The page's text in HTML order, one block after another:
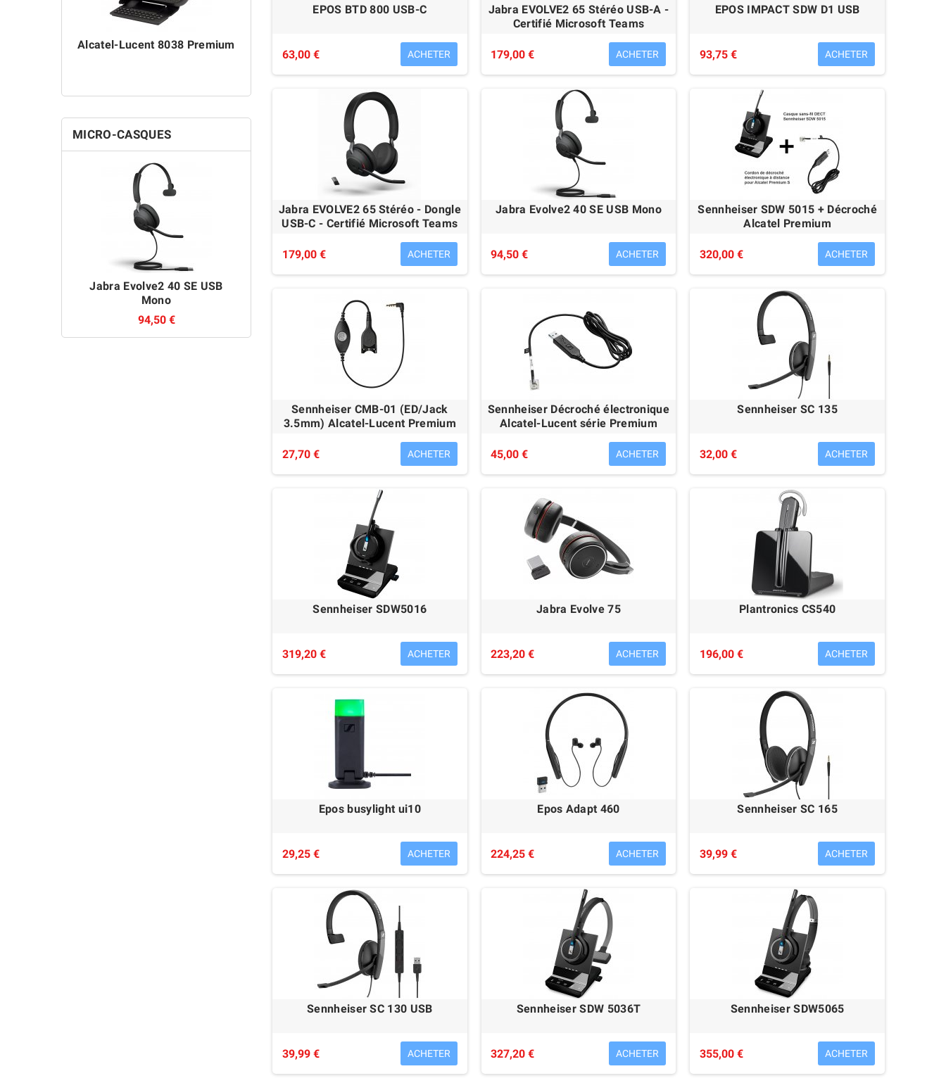
Alcatel-Lucent 8038 Premium
Alcatel-Lucent 4028 IP Touch
ÉCO-RECYCLÉ
95,00 €
Avaya 9611G ÉCO-RECYCLÉ
79,00 €
Alcatel-Lucent 8028S
Reconditionné
209,00 €
MICRO-CASQUES
Jabra Evolve2 40 SE USB
Mono
94,50 €
39,99 €
EPOS BTD 800 USB-C
63,00 € ACHETER
Jabra EVOLVE2 65 Stéréo USB-A -
Certifié Microsoft Teams
179,00 € ACHETER
EPOS IMPACT SDW D1 USB
93,75 € ACHETER
Jabra EVOLVE2 65 Stéréo - Dongle
USB-C - Certifié Microsoft Teams
179,00 € ACHETER
Jabra Evolve2 40 SE USB Mono
94,50 € ACHETER
Sennheiser SDW 5015 + Décroché
Alcatel Premium
320,00 € ACHETER
Sennheiser CMB-01 (ED/Jack
3.5mm) Alcatel-Lucent Premium
27,70 € ACHETER
Sennheiser Décroché électronique
Alcatel-Lucent série Premium
45,00 € ACHETER
Sennheiser SC 135
32,00 € ACHETER
Sennheiser SDW5016
319,20 € ACHETER
Jabra Evolve 75
223,20 € ACHETER
Plantronics CS540
196,00 € ACHETER
Epos busylight ui10
29,25 € ACHETER
Epos Adapt 460
224,25 € ACHETER
Sennheiser SC 165
39,99 € ACHETER
Sennheiser SC 130 USB
39,99 € ACHETER
Sennheiser SDW 5036T
327,20 € ACHETER
Sennheiser SDW5065
355,00 € ACHETER